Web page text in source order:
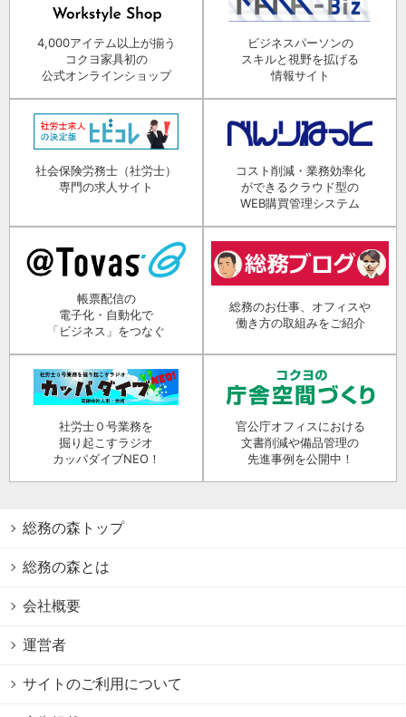
4,000アイテム以上が揃う
コクヨ家具初の
公式オンラインショップ
ビジネスパーソンの
スキルと視野を拡げる
情報サイト
社会保険労務士（社労士）
専門の求人サイト
コスト削減・業務効率化
ができるクラウド型の
WEB購買管理システム
帳票配信の
電子化・自動化で
「ビジネス」をつなぐ
総務のお仕事、オフィスや
働き方の取組みをご紹介
社労士０号業務を
掘り起こすラジオ
カッパダイブNEO！
官公庁オフィスにおける
文書削減や備品管理の
先進事例を公開中！
総務の森トップ
総務の森とは
会社概要
運営者
サイトのご利用について